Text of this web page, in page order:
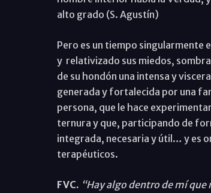
alto grado (S. Agustín)
Pero es un tiempo singularmente
y relativizado sus miedos,
de su hondón una intensa y
generada y fortalecida por una
persona, que le hace
ternura y que, participando de
integrada, necesaria y útil… y es
terapéuticos.
FVC. “Hay algo dentro de mí